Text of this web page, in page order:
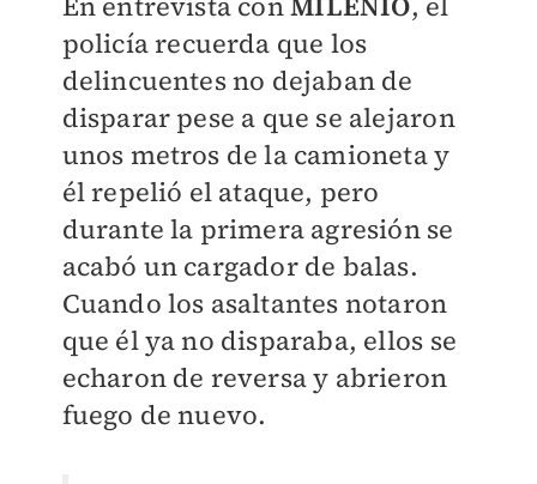
policía recuerda que los
delincuentes no dejaban de
disparar pese a que se alejaron
unos metros de la camioneta y
él repelió el ataque, pero
durante la primera agresión se
acabó un cargador de balas.
Cuando los asaltantes notaron
que él ya no disparaba, ellos se
echaron de reversa y abrieron
fuego de nuevo.